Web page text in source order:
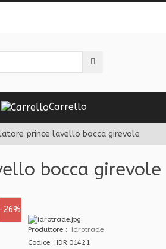
Carrello
prince lavello bocca girevole
bocca girevole
-26%
Produttore
Idrotrade
Codice: IDR.01421